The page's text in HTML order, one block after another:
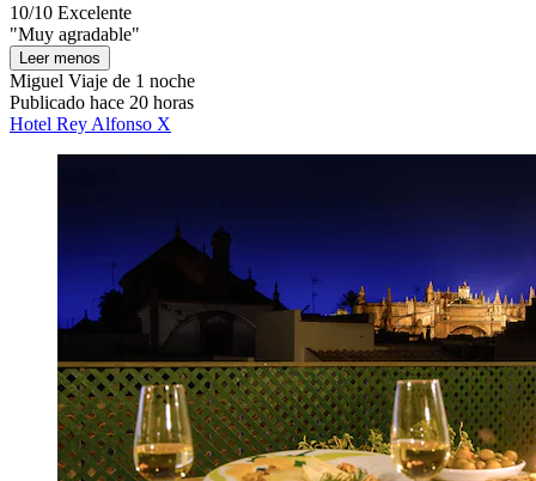
10/10 Excelente
"Muy agradable"
Leer menos
Miguel Viaje de 1 noche
Publicado hace 20 horas
Hotel Rey Alfonso X